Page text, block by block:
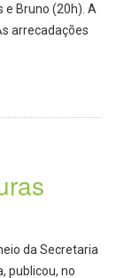
e Bruno (20h). A
arrecadações
da Secretaria
publicou, no